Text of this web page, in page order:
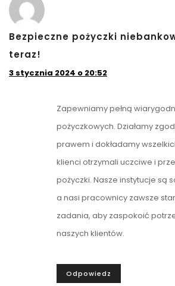
Bezpieczne pożyczki
teraz!
3 stycznia 2024 o 20:52
Zapewniamy pełną
pożyczkowych. Działamy
prawem i dokładamy
klienci otrzymali uczciwe i
pożyczki. Nasze instytucje są
a nasi pracownicy zawsze
zadania, aby zaspokoić
naszych klientów.
Odpowiedz